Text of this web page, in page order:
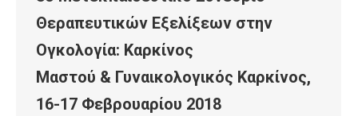
Θεραπευτικών Εξελίξεων στην
Ογκολογία: Καρκίνος
Μαστού & Γυναικολογικός Καρκίνος,
16-17 Φεβρουαρίου 2018